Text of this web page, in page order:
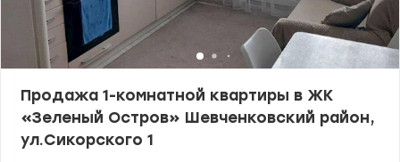
Продажа 1-комнатной квартиры в ЖК
«Зеленый Остров» Шевченковский район,
ул.Сикорского 1